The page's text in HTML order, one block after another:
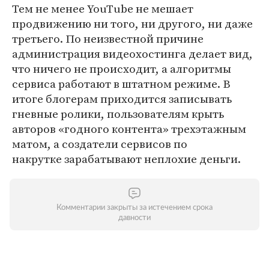
Тем не менее YouTube не мешает
продвижению ни того, ни другого, ни даже
третьего. По неизвестной причине
администрация видеохостинга делает вид,
что ничего не происходит, а алгоритмы
сервиса работают в штатном режиме. В
итоге блогерам приходится записывать
гневные ролики, пользователям крыть
авторов «годного контента» трехэтажным
матом, а создатели сервисов по
накрутке зарабатывают неплохие деньги.
Комментарии закрыты за истечением срока
давности